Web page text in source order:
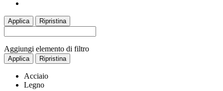
Applica Ripristina
Aggiungi elemento di filtro
Applica Ripristina
Acciaio
Legno